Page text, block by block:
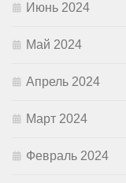
Июнь 2024
Май 2024
Апрель 2024
Март 2024
Февраль 2024